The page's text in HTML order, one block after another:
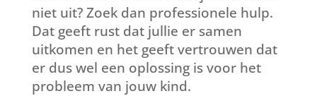
niet uit? Zoek dan professionele hulp.
Dat geeft rust dat jullie er samen
uitkomen en het geeft vertrouwen dat
er dus wel een oplossing is voor het
probleem van jouw kind.